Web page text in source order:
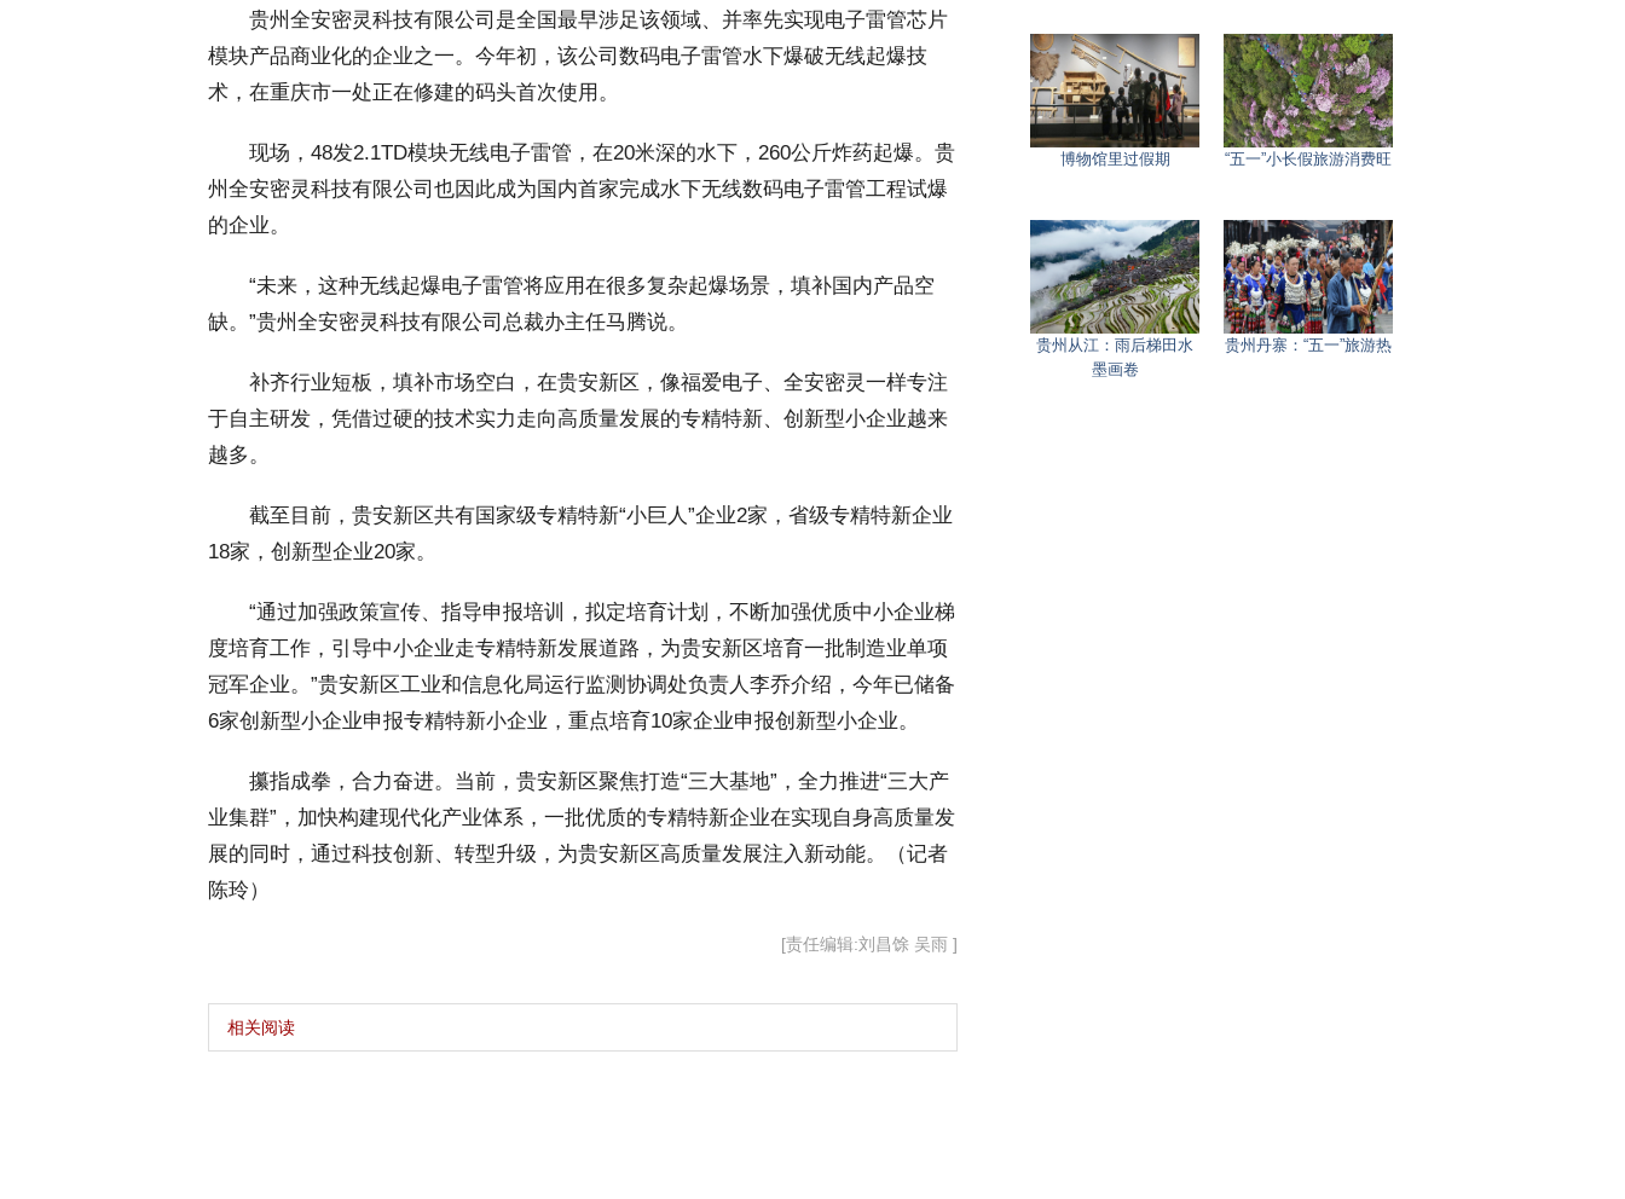
贵州全安密灵科技有限公司是全国最早涉足该领域、并率先实现电子雷管芯片
模块产品商业化的企业之一。今年初，该公司数码电子雷管水下爆破无线起爆技
术，在重庆市一处正在修建的码头首次使用。
现场，48发2.1TD模块无线电子雷管，在20米深的水下，260公斤炸药起爆。贵
州全安密灵科技有限公司也因此成为国内首家完成水下无线数码电子雷管工程试爆
的企业。
“未来，这种无线起爆电子雷管将应用在很多复杂起爆场景，填补国内产品空
缺。”贵州全安密灵科技有限公司总裁办主任马腾说。
补齐行业短板，填补市场空白，在贵安新区，像福爱电子、全安密灵一样专注
于自主研发，凭借过硬的技术实力走向高质量发展的专精特新、创新型小企业越来
越多。
截至目前，贵安新区共有国家级专精特新“小巨人”企业2家，省级专精特新企业
18家，创新型企业20家。
“通过加强政策宣传、指导申报培训，拟定培育计划，不断加强优质中小企业梯
度培育工作，引导中小企业走专精特新发展道路，为贵安新区培育一批制造业单项
冠军企业。”贵安新区工业和信息化局运行监测协调处负责人李乔介绍，今年已储备
6家创新型小企业申报专精特新小企业，重点培育10家企业申报创新型小企业。
攥指成拳，合力奋进。当前，贵安新区聚焦打造“三大基地”，全力推进“三大产
业集群”，加快构建现代化产业体系，一批优质的专精特新企业在实现自身高质量发
展的同时，通过科技创新、转型升级，为贵安新区高质量发展注入新动能。（记者
陈玲）
[责任编辑:刘昌馀 吴雨 ]
相关阅读
博物馆里过假期 “五一”小长假旅游消费旺
贵州从江：雨后梯田水
墨画卷
贵州丹寨：“五一”旅游热